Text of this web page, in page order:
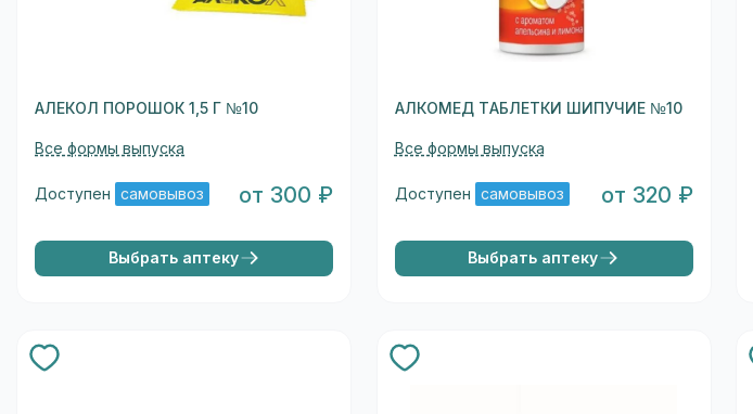
АЛЕКОЛ ПОРОШОК 1,5 Г №10
Все формы выпуска
Доступен самовывоз от 300 ₽
Выбрать аптеку
АЛКОМЕД ТАБЛЕТКИ ШИПУЧИЕ №10
Все формы выпуска
Доступен самовывоз от 320 ₽
Выбрать аптеку